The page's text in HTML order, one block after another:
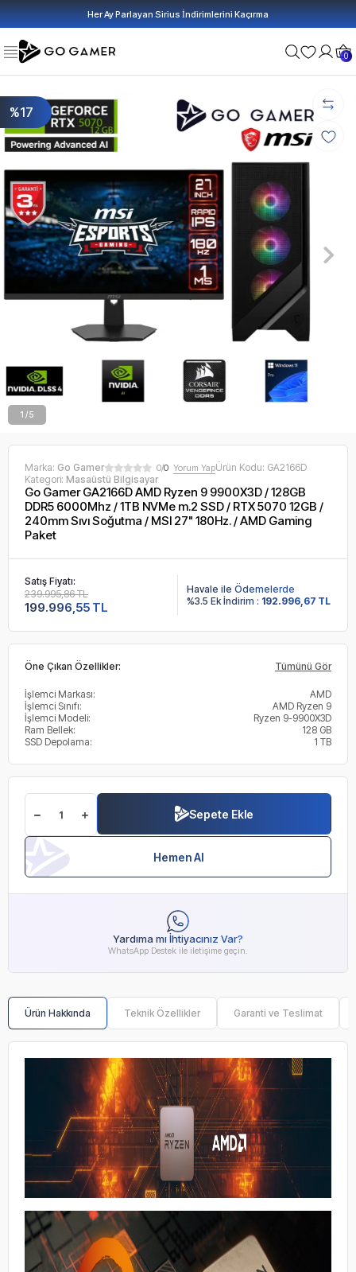
Her Ay Parlayan Sirius İndirimlerini Kaçırma
0
%17
2 / 5
Marka: Go Gamer 0/0 Yorum YapÜrün Kodu: GA2166D
Kategori: Masaüstü Bilgisayar
Go Gamer GA2166D AMD Ryzen 9 9900X3D / 128GB
DDR5 6000Mhz / 1TB NVMe m.2 SSD / RTX 5070 12GB /
240mm Sıvı Soğutma / MSI 27" 180Hz. / AMD Gaming
Paket
Satış Fiyatı:
199.996,55 TL
239.995,86 TL
Havale ile Ödemelerde
%3.5 Ek İndirim : 192.996,67 TL
Öne Çıkan Özellikler: Tümünü Gör
İşlemci Markası:
AMD
İşlemci Sınıfı:
AMD Ryzen 9
İşlemci Modeli:
Ryzen 9-9900X3D
Ram Bellek:
128 GB
SSD Depolama:
1 TB
Sepete Ekle
Hemen Al
Yardıma mı İhtiyacınız Var?
WhatsApp Destek ile iletişime geçin.
Ürün Hakkında Teknik Özellikler Garanti ve Teslimat